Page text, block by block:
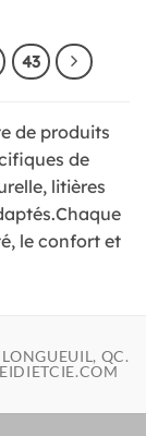
43
de produits
de
litières
le confort et
QC.